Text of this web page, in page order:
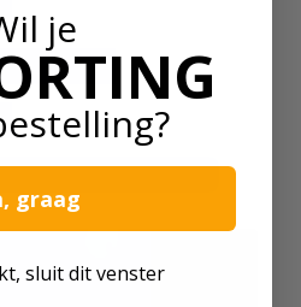
je
graag
sluit dit venster